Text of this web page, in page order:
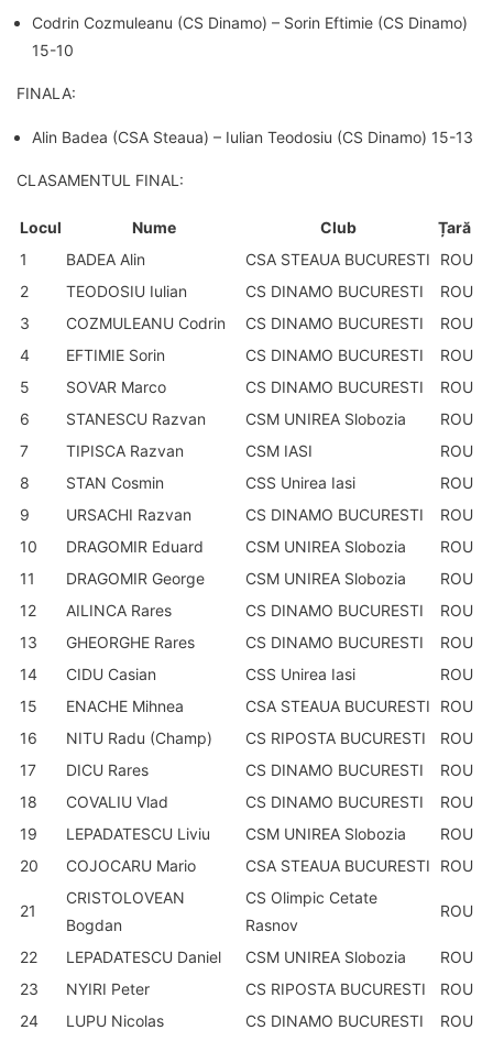
Codrin Cozmuleanu (CS Dinamo) – Sorin Eftimie (CS Dinamo)
15-10
FINALA:
Alin Badea (CSA Steaua) – Iulian Teodosiu (CS Dinamo) 15-13
CLASAMENTUL FINAL:
Locul Nume Club
Țară
1
BADEA Alin CSA STEAUA BUCURESTI
ROU
2
TEODOSIU Iulian CS DINAMO BUCURESTI
ROU
3
COZMULEANU Codrin CS DINAMO BUCURESTI
ROU
4
EFTIMIE Sorin CS DINAMO BUCURESTI
ROU
5
SOVAR Marco CS DINAMO BUCURESTI
ROU
6
STANESCU Razvan CSM UNIREA Slobozia
ROU
7
TIPISCA Razvan CSM IASI
ROU
8
STAN Cosmin CSS Unirea Iasi
ROU
9
URSACHI Razvan CS DINAMO BUCURESTI
ROU
10
DRAGOMIR Eduard CSM UNIREA Slobozia
ROU
11
DRAGOMIR George CSM UNIREA Slobozia
ROU
12
AILINCA Rares CS DINAMO BUCURESTI
ROU
13
GHEORGHE Rares CS DINAMO BUCURESTI
ROU
14
CIDU Casian CSS Unirea Iasi
ROU
15
ENACHE Mihnea CSA STEAUA BUCURESTI
ROU
16
NITU Radu (Champ) CS RIPOSTA BUCURESTI
ROU
17
DICU Rares CS DINAMO BUCURESTI
ROU
18
COVALIU Vlad CS DINAMO BUCURESTI
ROU
19
LEPADATESCU Liviu CSM UNIREA Slobozia
ROU
20
COJOCARU Mario CSA STEAUA BUCURESTI ROU
21
CRISTOLOVEAN
Bogdan
CS Olimpic Cetate
Rasnov
ROU
22 LEPADATESCU Daniel CSM UNIREA Slobozia
ROU
23
NYIRI Peter CS RIPOSTA BUCURESTI
ROU
24
LUPU Nicolas CS DINAMO BUCURESTI
ROU